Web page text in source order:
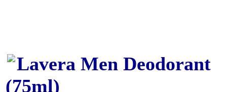
Lavera Men Deodorant
(75ml)